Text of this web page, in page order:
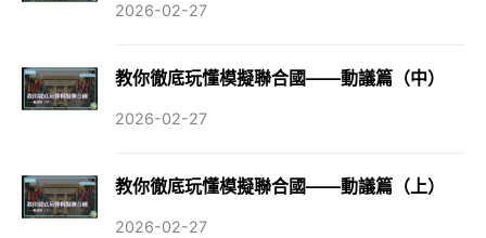
2026-02-27
教你徹底玩懂模擬聯合國——動議篇（中）
2026-02-27
教你徹底玩懂模擬聯合國——動議篇（上）
2026-02-27